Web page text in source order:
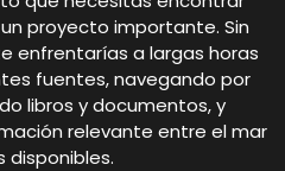
proyecto importante. Sin
enfrentarías a largas horas
fuentes, navegando por
libros y documentos, y
relevante entre el mar
disponibles.